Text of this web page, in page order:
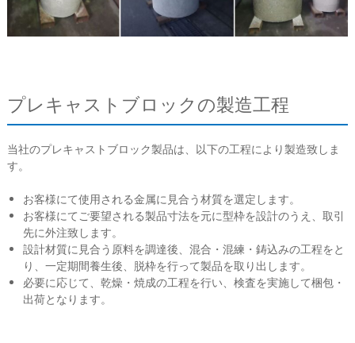
プレキャストブロックの製造工程
当社のプレキャストブロック製品は、以下の工程により製造致しま
す。
お客様にて使用される金属に見合う材質を選定します。
お客様にてご要望される製品寸法を元に型枠を設計のうえ、取引
先に外注致します。
設計材質に見合う原料を調達後、混合・混練・鋳込みの工程をと
り、一定期間養生後、脱枠を行って製品を取り出します。
必要に応じて、乾燥・焼成の工程を行い、検査を実施して梱包・
出荷となります。